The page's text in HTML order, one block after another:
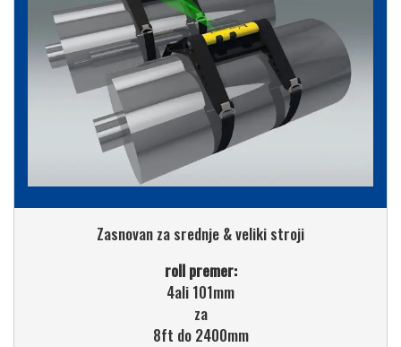
Zasnovan za srednje & veliki stroji
roll premer:
4ali 101mm
za
8ft do 2400mm